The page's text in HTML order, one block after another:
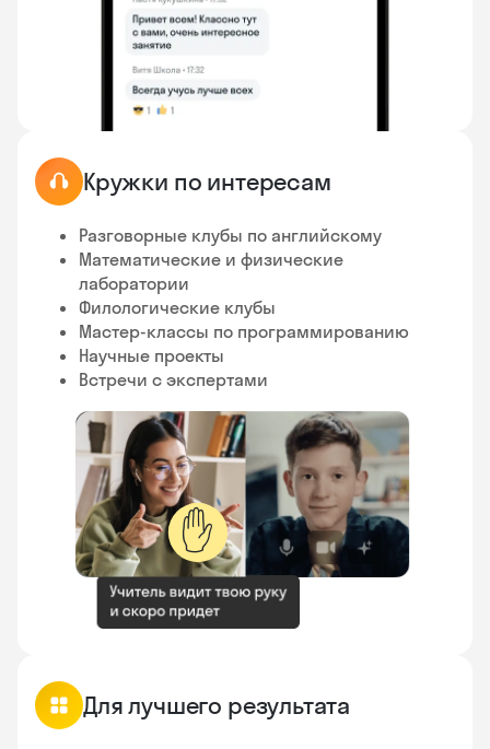
Кружки по интересам
Разговорные клубы по английскому
Математические и физические
лаборатории
Филологические клубы
Мастер-классы по программированию
Научные проекты
Встречи с экспертами
✋
Для лучшего результата